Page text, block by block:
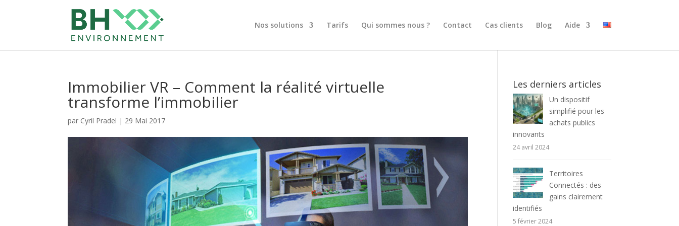
Nos solutions Tarifs Qui sommes nous ? Contact Cas clients Blog Aide
Immobilier VR – Comment la réalité virtuelle
transforme l’immobilier
par Cyril Pradel | 29 Mai 2017
Les derniers articles
Un dispositif
simplifié pour les
achats publics
innovants
24 avril 2024
Territoires
Connectés : des
gains clairement
identifiés
5 février 2024